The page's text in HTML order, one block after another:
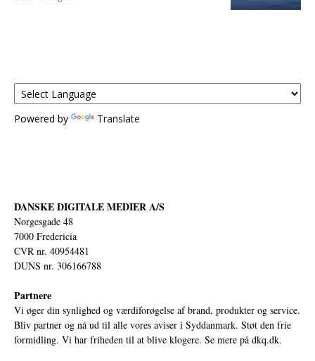
Powered by Translate
DANSKE DIGITALE MEDIER A/S
Norgesgade 48
7000 Fredericia
CVR nr. 40954481
DUNS nr. 306166788
Partnere
Vi øger din synlighed og værdiforøgelse af brand, produkter og service.
Bliv partner og nå ud til alle vores aviser i Syddanmark. Støt den frie
formidling. Vi har friheden til at blive klogere. Se mere på dkq.dk.